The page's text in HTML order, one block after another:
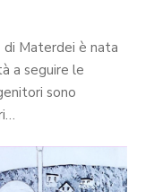
di Materdei è nata
a seguire le
sono